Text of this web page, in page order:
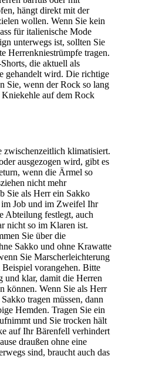
hängt direkt mit der
wollen. Wenn Sie kein
für italienische Mode
unterwegs ist, sollten Sie
Herrenkniestrümpfe tragen.
die aktuell als
gehandelt wird. Die richtige
Sie, wenn der Rock so lang
Kniekehle auf dem Rock
zwischenzeitlich klimatisiert.
ausgezogen wird, gibt es
wenn die Ärmel so
nicht mehr
Sie als Herr ein Sakko
im Job und im Zweifel Ihr
Abteilung festlegt, auch
nicht so im Klaren ist.
Sie über die
Sakko und ohne Krawatte
Sie Marscherleichterung
Beispiel vorangehen. Bitte
und klar, damit die Herren
können. Wenn Sie als Herr
tragen müssen, dann
Hemden. Tragen Sie ein
und Sie trocken hält
auf Ihr Bärenfell verhindert
draußen ohne eine
sind, braucht auch das